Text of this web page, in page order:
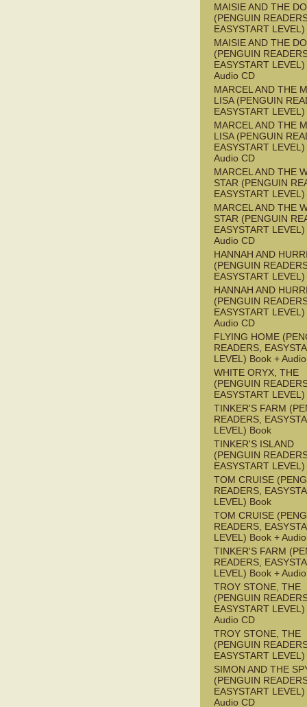
MAISIE AND THE
(PENGUIN
EASYSTART
MAISIE AND THE
(PENGUIN
EASYSTART
Audio CD
MARCEL AND THE
LISA (PENGUIN
EASYSTART
MARCEL AND THE
LISA (PENGUIN
EASYSTART
Audio CD
MARCEL AND THE
STAR (PENGUIN
EASYSTART
MARCEL AND THE
STAR (PENGUIN
EASYSTART
Audio CD
HANNAH AND
(PENGUIN
EASYSTART
HANNAH AND
(PENGUIN
EASYSTART
Audio CD
FLYING HOME
READERS,
LEVEL) Book +
WHITE ORYX, THE
(PENGUIN
EASYSTART
TINKER'S FARM
READERS,
LEVEL) Book
TINKER'S ISLAND
(PENGUIN
EASYSTART
TOM CRUISE
READERS,
LEVEL) Book
TOM CRUISE
READERS,
LEVEL) Book +
TINKER'S FARM
READERS,
LEVEL) Book +
TROY STONE, THE
(PENGUIN
EASYSTART
Audio CD
TROY STONE, THE
(PENGUIN
EASYSTART
SIMON AND THE
(PENGUIN
EASYSTART
Audio CD